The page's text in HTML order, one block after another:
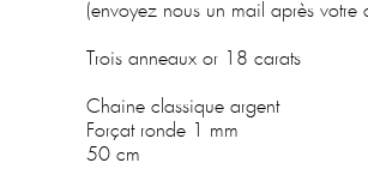
(envoyez nous un mail après votre
Trois anneaux or 18 carats
Chaine classique argent
Forçat ronde 1 mm
50 cm